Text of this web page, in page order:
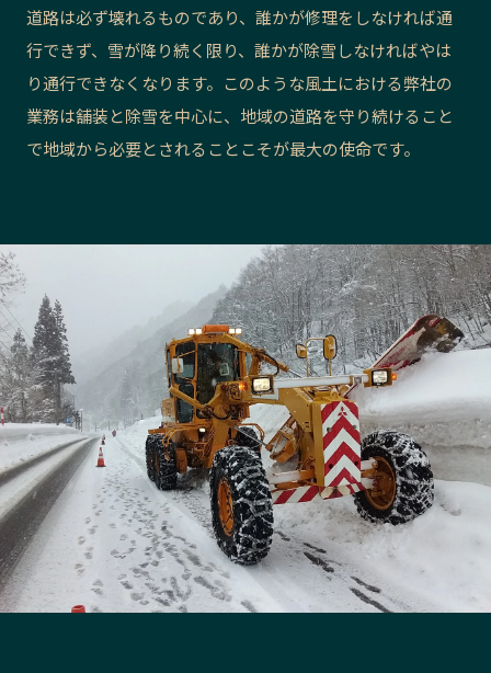
東京23区エリア
多摩エリア
神奈川エリア
新潟エリア
富山エリア
石川エリア
福井エリア
山梨エリア
長野エリア
岐阜エリア
大阪市エリア
北摂エリア
堺・泉州エリア
河内エリア
兵庫エリア
奈良エリア
和歌山エリア
鳥取エリア
島根エリア
岡山エリア
広島エリア
山口エリア
徳島エリア
香川エリア
愛媛エリア
高知エリア
福岡エリア
佐賀エリア
長崎エリア
熊本エリア
大分エリア
道路は必ず壊れるものであり、誰かが修理をしなければ通
行できず、雪が降り続く限り、誰かが除雪しなければやは
り通行できなくなります。このような風土における弊社の
業務は舗装と除雪を中心に、地域の道路を守り続けること
で地域から必要とされることこそが最大の使命です。